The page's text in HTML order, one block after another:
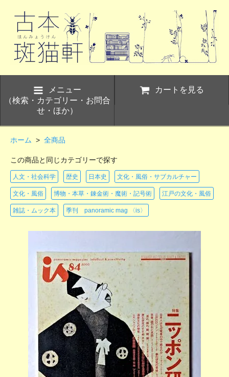
メニュー
（検索・カテゴリー・お問合
せ・ほか）
カートを見る
ホーム > 全商品
この商品と同じカテゴリーで探す
人文・社会科学 歴史 日本史 文化・風俗・サブカルチャー
文化・風俗 博物・本草・錬金術・魔術・記号術 江戸の文化・風俗
雑誌・ムック本 季刊 panoramic mag 〈is〉